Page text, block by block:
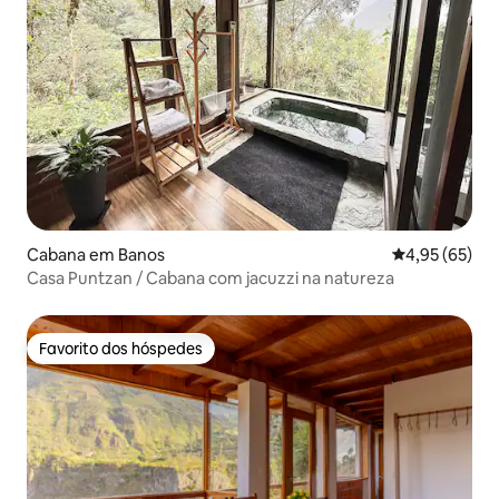
Cabana em Banos Classificação
4,95 (65)
Casa Puntzan / Cabana com jacuzzi na natureza
Favorito dos hóspedes
Favorito dos hóspedes